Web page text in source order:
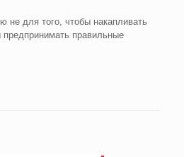
для того, чтобы накапливать
предпринимать правильные